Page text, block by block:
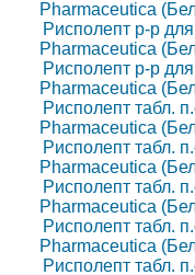
Pharmaceutica
Рисполепт р-р
Pharmaceutica
Рисполепт р-р
Pharmaceutica
Рисполепт табл.
Pharmaceutica
Рисполепт табл.
Pharmaceutica
Рисполепт табл.
Pharmaceutica
Рисполепт табл.
Pharmaceutica
Рисполепт табл.